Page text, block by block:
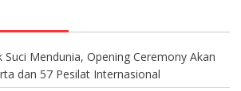
Suci Mendunia, Opening Ceremony Akan
dan 57 Pesilat Internasional